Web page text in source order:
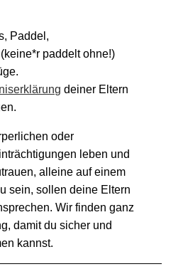
Paddel,
paddelt ohne!)
deiner Eltern
oder
leben und
alleine auf einem
sein, sollen deine Eltern
Wir finden ganz
damit du sicher und
kannst.